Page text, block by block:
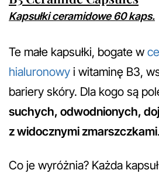
Kapsułki ceramidowe 60 kaps.
Te małe kapsułki, bogate w
hialuronowy i witaminę B3,
bariery skóry. Dla kogo są
suchych, odwodnionych,
z widocznymi zmarszczkami.
Co je wyróżnia? Każda